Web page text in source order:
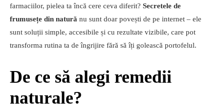
farmaciilor, pielea ta încă cere ceva diferit? Secretele de
frumusețe din natură nu sunt doar povești de pe internet – ele
sunt soluții simple, accesibile și cu rezultate vizibile, care pot
transforma rutina ta de îngrijire fără să îți golească portofelul.
De ce să alegi remedii
naturale?